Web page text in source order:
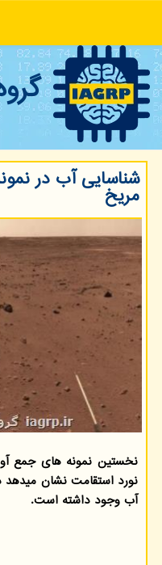
شناسایی آب در
مریخ
نخستین نمونه های جمع
نورد استقامت نشان
آب وجود داشته است.